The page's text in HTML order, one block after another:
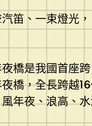
笛、一束燈光
橋是我國首座
橋，全長跨越
年夜、浪高、